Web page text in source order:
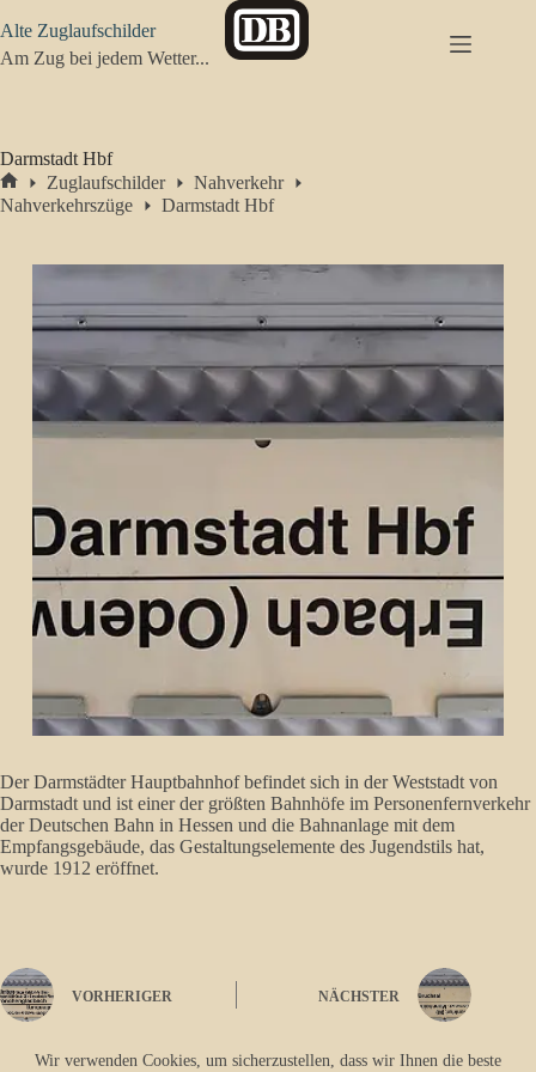
Inhalt
springen
Wir verwenden Cookies, um sicherzustellen, dass wir Ihnen die beste
Alte Zuglaufschilder
Am Zug bei jedem Wetter...
Darmstadt Hbf
Start
Zuglaufschilder
Nahverkehr
Nahverkehrszüge
Darmstadt Hbf
Der Darmstädter Hauptbahnhof befindet sich in der Weststadt von
Darmstadt und ist einer der größten Bahnhöfe im Personenfernverkehr
der Deutschen Bahn in Hessen und die Bahnanlage mit dem
Empfangsgebäude, das Gestaltungselemente des Jugendstils hat,
wurde 1912 eröffnet.
VORHERIGER NÄCHSTER